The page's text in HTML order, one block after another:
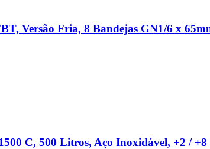
Versão Fria, 8 Bandejas GN1/6 x
C, 500 Litros, Aço Inoxidável, +2 / +8